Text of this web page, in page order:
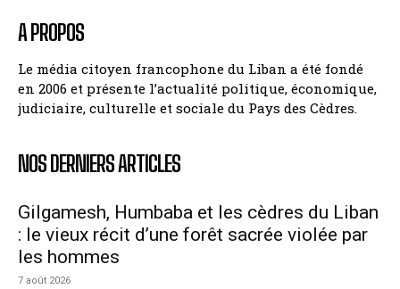
A PROPOS
Le média citoyen francophone du Liban a été fondé
en 2006 et présente l’actualité politique, économique,
judiciaire, culturelle et sociale du Pays des Cèdres.
NOS DERNIERS ARTICLES
Gilgamesh, Humbaba et les cèdres du Liban
: le vieux récit d’une forêt sacrée violée par
les hommes
7 août 2026